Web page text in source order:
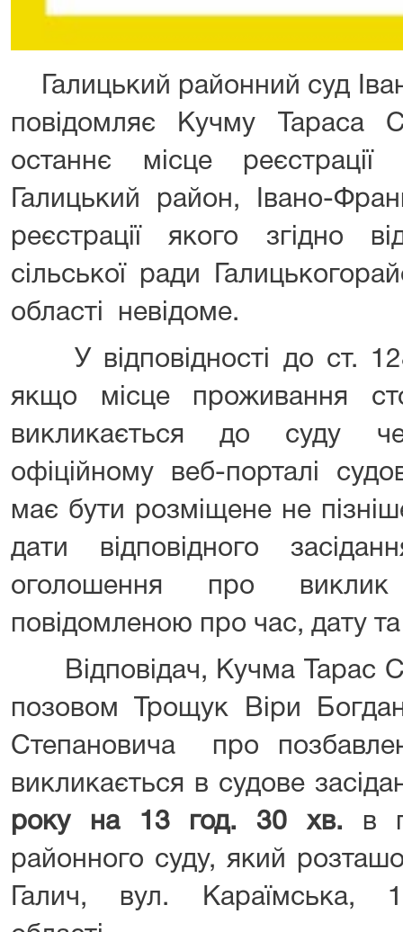
Галицький районний суд
повідомляє Кучму Тараса
останнє місце
Галицький район, Івано-
реєстрації якого згідно
сільської ради
області невідоме.
У відповідності до ст.
якщо місце проживання
викликається до суду
офіційному веб-порталі
має бути розміщене не
дати відповідного
оголошення про
повідомленою про час, дату
Відповідач, Кучма Тарас
позовом Трощук Віри
Степановича про
викликається в судове
року на 13 год. 30 хв. в
районного суду, який
Галич, вул. Караїмська,